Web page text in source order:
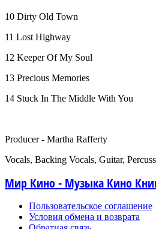
10 Dirty Old Town
11 Lost Highway
12 Keeper Of My Soul
13 Precious Memories
14 Stuck In The Middle With You
Producer - Martha Rafferty
Vocals, Backing Vocals, Guitar,
Мир Кино - Музыка Кино
Пользовательское соглашение
Условия обмена и возврата